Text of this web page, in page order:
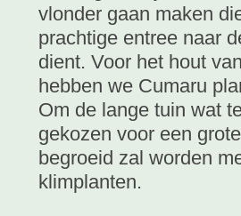
vlonder gaan maken
prachtige entree naar
dient. Voor het hout
hebben we Cumaru
Om de lange tuin wat
gekozen voor een
begroeid zal worden
klimplanten.